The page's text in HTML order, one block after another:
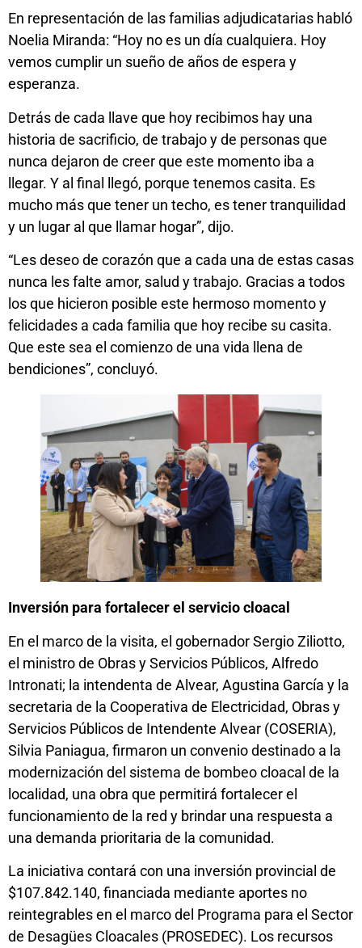
En representación de las familias adjudicatarias habló
Noelia Miranda: “Hoy no es un día cualquiera. Hoy
vemos cumplir un sueño de años de espera y
esperanza.
Detrás de cada llave que hoy recibimos hay una
historia de sacrificio, de trabajo y de personas que
nunca dejaron de creer que este momento iba a
llegar. Y al final llegó, porque tenemos casita. Es
mucho más que tener un techo, es tener tranquilidad
y un lugar al que llamar hogar”, dijo.
“Les deseo de corazón que a cada una de estas casas
nunca les falte amor, salud y trabajo. Gracias a todos
los que hicieron posible este hermoso momento y
felicidades a cada familia que hoy recibe su casita.
Que este sea el comienzo de una vida llena de
bendiciones”, concluyó.
Inversión para fortalecer el servicio cloacal
En el marco de la visita, el gobernador Sergio Ziliotto,
el ministro de Obras y Servicios Públicos, Alfredo
Intronati; la intendenta de Alvear, Agustina García y la
secretaria de la Cooperativa de Electricidad, Obras y
Servicios Públicos de Intendente Alvear (COSERIA),
Silvia Paniagua, firmaron un convenio destinado a la
modernización del sistema de bombeo cloacal de la
localidad, una obra que permitirá fortalecer el
funcionamiento de la red y brindar una respuesta a
una demanda prioritaria de la comunidad.
La iniciativa contará con una inversión provincial de
$107.842.140, financiada mediante aportes no
reintegrables en el marco del Programa para el Sector
de Desagües Cloacales (PROSEDEC). Los recursos